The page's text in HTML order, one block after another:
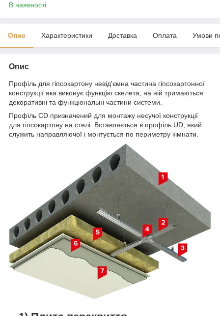
В наявності
Опис Характеристики Доставка Оплата Умови
Опис
Профіль для гіпсокартону невід'ємна частина гіпсокартонної
конструкції яка виконує функцію скелета, на ній тримаються
декоративні та функціональні частини системи.
Профіль СD призначений для монтажу несучої конструкції
для гіпсокартону на стелі. Вставляється в профіль UD, який
служить направляючої і монтується по периметру кімнати.